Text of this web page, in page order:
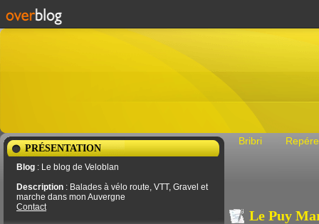
PRÉSENTATION
Blog : Le blog de Veloblan
Description : Balades à vélo route, VTT, Gravel et
marche dans mon Auvergne
Contact
Bribri
Le Puy